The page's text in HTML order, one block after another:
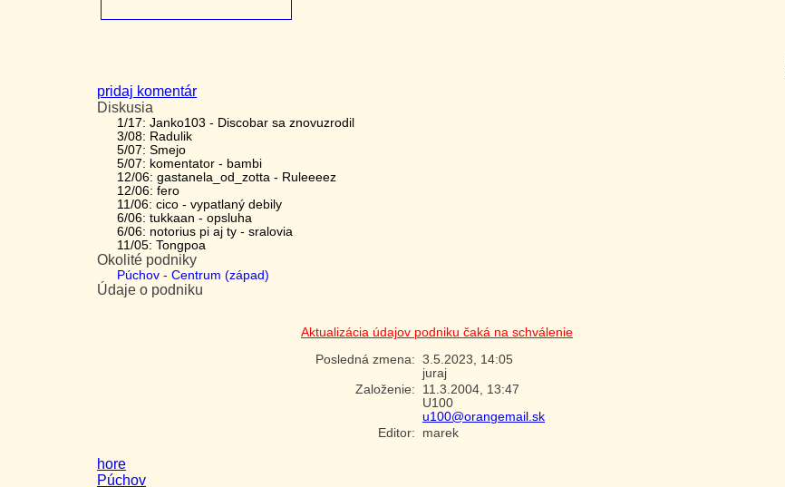
pridaj komentár
Diskusia
1/17: Janko103 - Discobar sa znovuzrodil
3/08: Radulik
5/07: Smejo
5/07: komentator - bambi
12/06: gastanela_od_zotta - Ruleeeez
12/06: fero
11/06: cico - vypatlaný debily
6/06: tukkaan - opsluha
6/06: notorius pi aj ty - sralovia
11/05: Tongpoa
Okolité podniky
Púchov - Centrum (západ)
Údaje o podniku
Aktualizácia údajov podniku čaká na schválenie
Posledná zmena: 3.5.2023, 14:05
juraj
Založenie: 11.3.2004, 13:47
U100
u100@orangemail.sk
Editor: marek
hore
Púchov